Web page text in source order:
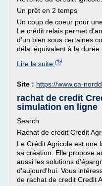
Un prêt en 2 temps
Un coup de coeur pour
Le crédit relais permet
d'un bien sous certaines
délai équivalent à la durée
Lire la suite
Site : https://www.ca-
rachat de credit
simulation en ligne
Search
Rachat de credit Credit
Le Crédit Agricole est une
sa création. Elle propose
aussi les solutions
d'aujourd'hui. Vous
de rachat de credit Credit